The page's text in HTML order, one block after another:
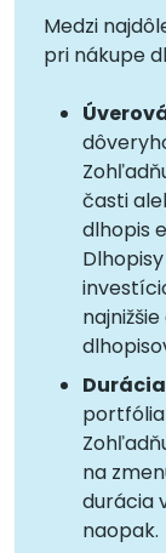
Medzi
pri nákupe
časti
dlhopis
Durácia
portfólia
na
durácia
naopak.